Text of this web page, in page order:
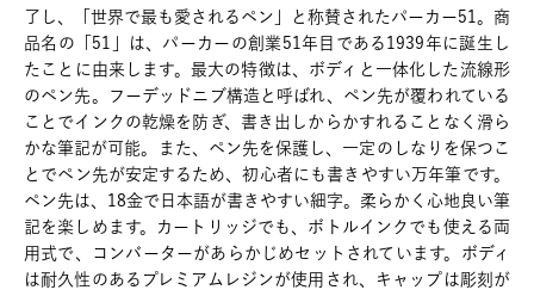
了し、「世界で最も愛されるペン」と称賛されたパーカー51。商
品名の「51」は、パーカーの創業51年目である1939年に誕生し
たことに由来します。最大の特徴は、ボディと一体化した流線形
のペン先。フーデッドニブ構造と呼ばれ、ペン先が覆われている
ことでインクの乾燥を防ぎ、書き出しからかすれることなく滑ら
かな筆記が可能。また、ペン先を保護し、一定のしなりを保つこ
とでペン先が安定するため、初心者にも書きやすい万年筆です。
ペン先は、18金で日本語が書きやすい細字。柔らかく心地良い筆
記を楽しめます。カートリッジでも、ボトルインクでも使える両
用式で、コンバーターがあらかじめセットされています。ボディ
は耐久性のあるプレミアムレジンが使用され、キャップは彫刻が